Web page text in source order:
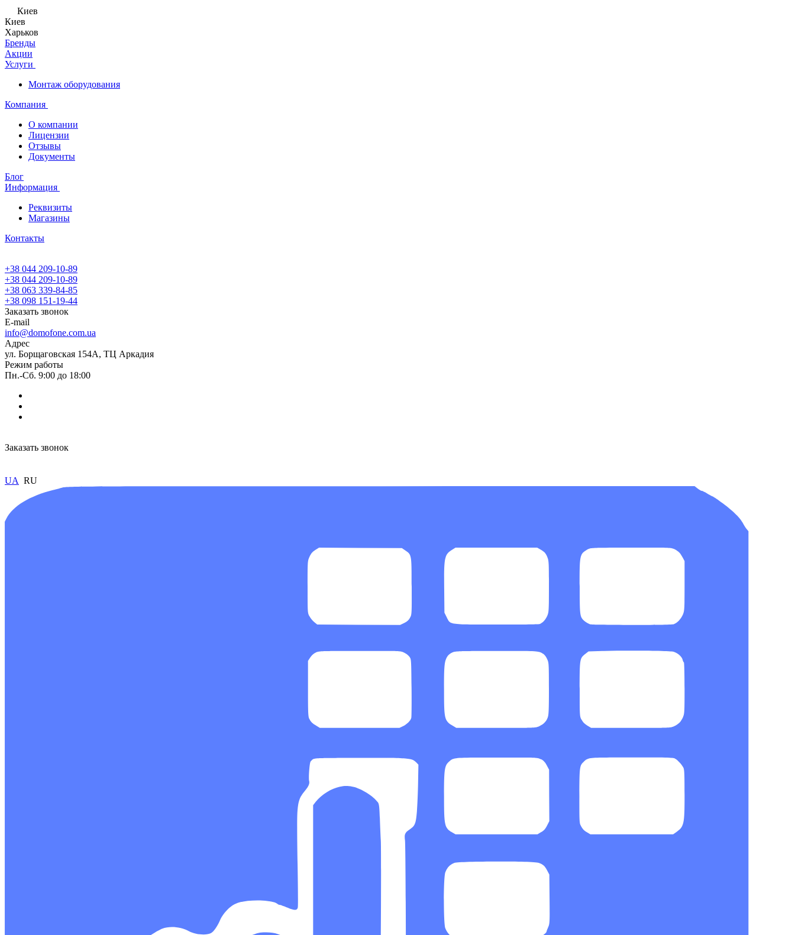
Киев
Киев
Харьков
Бренды
Акции
Услуги
Монтаж оборудования
Компания
О компании
Лицензии
Отзывы
Документы
Блог
Информация
Реквизиты
Магазины
Контакты
+38 044 209-10-89
+38 044 209-10-89
+38 063 339-84-85
+38 098 151-19-44
Заказать звонок
E-mail
info@domofone.com.ua
Адрес
ул. Борщаговская 154А, ТЦ Аркадия
Режим работы
Пн.-Сб. 9:00 до 18:00
Заказать звонок
UA RU